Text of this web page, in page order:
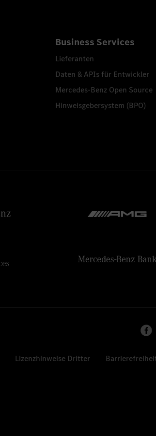
Business Services
Lieferanten
Daten & APIs für Entwickler
Mercedes-Benz Open Source
Hinweisgebersystem (BPO)
Lizenzhinweise Dritter